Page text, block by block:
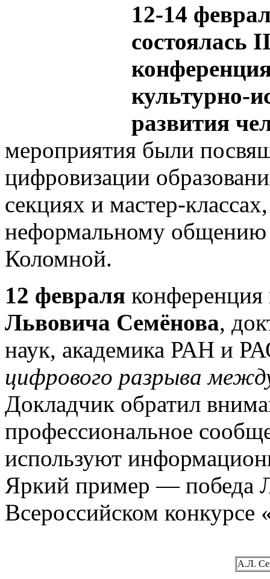
12-14
состоялась
культурно-
развития
мероприятия были
цифровизации
секциях и мастер-
неформальному общению
Коломной.
12 февраля конференция
Львовича Семёнова,
наук, академика РАН и
цифрового разрыва
Докладчик обратил
профессиональное
используют
Яркий пример — победа
Всероссийском конкурсе
А.Л.